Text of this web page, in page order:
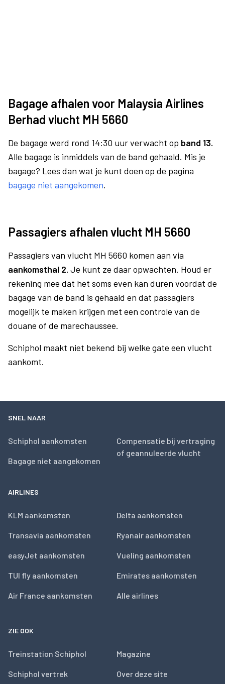
Bagage afhalen voor Malaysia Airlines
Berhad vlucht MH 5660
De bagage werd rond 14:30 uur verwacht op band 13.
Alle bagage is inmiddels van de band gehaald. Mis je
bagage? Lees dan wat je kunt doen op de pagina
bagage niet aangekomen.
Passagiers afhalen vlucht MH 5660
Passagiers van vlucht MH 5660 komen aan via
aankomsthal 2. Je kunt ze daar opwachten. Houd er
rekening mee dat het soms even kan duren voordat de
bagage van de band is gehaald en dat passagiers
mogelijk te maken krijgen met een controle van de
douane of de marechaussee.
Schiphol maakt niet bekend bij welke gate een vlucht
aankomt.
SNEL NAAR
Schiphol aankomsten
Bagage niet aangekomen
Compensatie bij vertraging
of geannuleerde vlucht
AIRLINES
KLM aankomsten
Transavia aankomsten
easyJet aankomsten
TUI fly aankomsten
Air France aankomsten
Delta aankomsten
Ryanair aankomsten
Vueling aankomsten
Emirates aankomsten
Alle airlines
ZIE OOK
Treinstation Schiphol
Schiphol vertrek
Magazine
Over deze site